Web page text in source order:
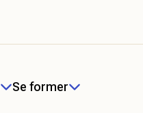
Se former